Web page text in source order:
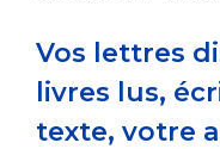
Vos lettres
livres lus,
texte, votre